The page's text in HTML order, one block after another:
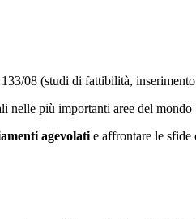
08 (studi di fattibilità,
nelle più importanti aree del mondo
agevolati e affrontare le sfide